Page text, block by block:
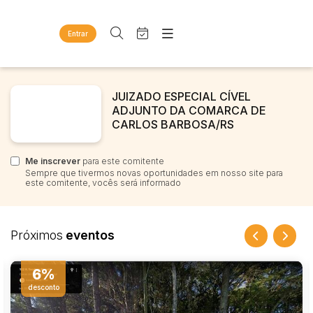
Entrar
Criar conta Entrar
Site
Busca por categoria
Diversos
Apartamentos
Casas
Ponto Comercial
Rural
Busca por palavra-chave
Estados Cidade
Judiciais Extrajudiciais
Faixa de valor
R$ até R$
JUIZADO ESPECIAL CÍVEL
ADJUNTO DA COMARCA DE
CARLOS BARBOSA/RS
Me inscrever para este comitente
Sempre que tivermos novas oportunidades em nosso site para
este comitente, vocês será informado
Próximos eventos
6%
desconto
VENDA DIRETA